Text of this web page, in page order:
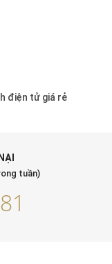
điện tử giá rẻ
tuần)